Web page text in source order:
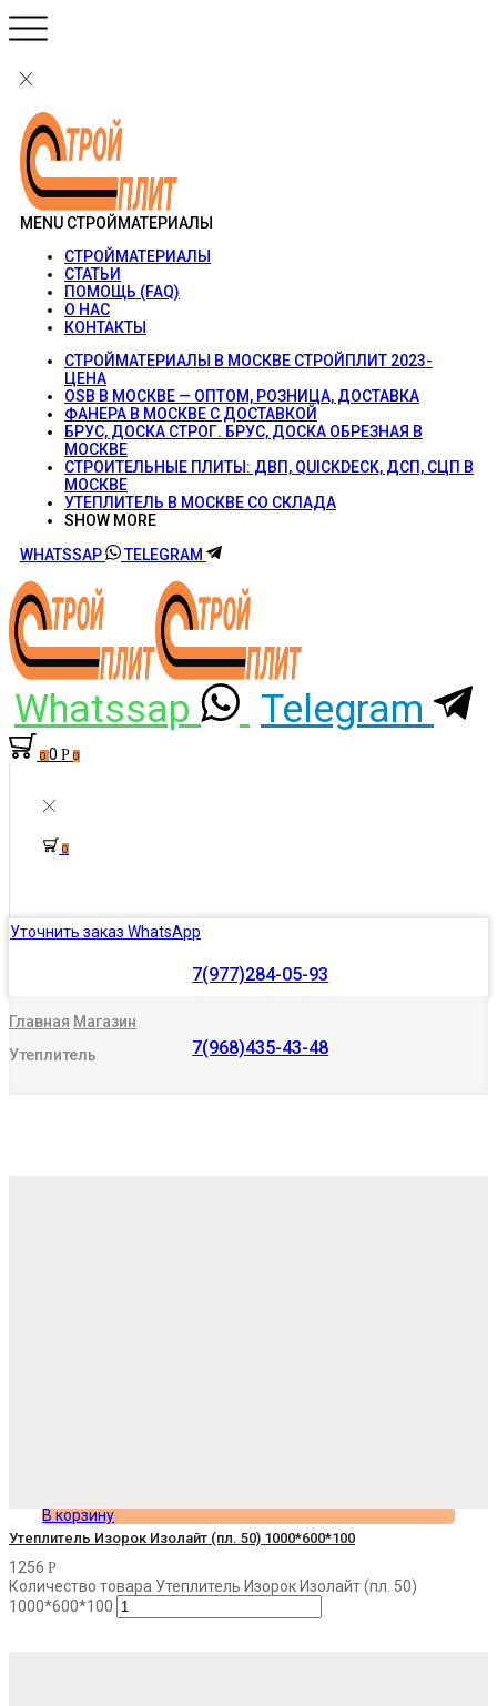
MENU СТРОЙМАТЕРИАЛЫ
СТРОЙМАТЕРИАЛЫ
СТАТЬИ
ПОМОЩЬ (FAQ)
О НАС
КОНТАКТЫ
СТРОЙМАТЕРИАЛЫ В МОСКВЕ СТРОЙПЛИТ 2023-
ЦЕНА
OSB В МОСКВЕ — ОПТОМ, РОЗНИЦА, ДОСТАВКА
ФАНЕРА В МОСКВЕ С ДОСТАВКОЙ
БРУС, ДОСКА СТРОГ. БРУС, ДОСКА ОБРЕЗНАЯ В
МОСКВЕ
СТРОИТЕЛЬНЫЕ ПЛИТЫ: ДВП, QUICKDECK, ДСП, СЦП В
МОСКВЕ
УТЕПЛИТЕЛЬ В МОСКВЕ СО СКЛАДА
SHOW MORE
WHATSSAP
TELEGRAM
Whatssap Telegram
00Р 0
0
Уточнить заказ WhatsApp
7(977)284-05-93
7(968)435-43-48
Главная Магазин
Утеплитель
В корзину
Утеплитель Изорок Изолайт (пл. 50) 1000*600*100
1256 Р
Количество товара Утеплитель Изорок Изолайт (пл. 50)
1000*600*100